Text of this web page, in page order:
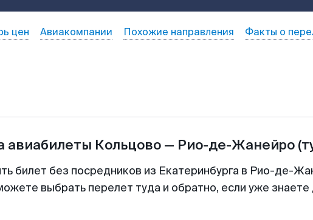
цен Авиакомпании Похожие направления Факты о
авиабилеты Кольцово— Рио-де-Жанейро
билет без посредников из Екатеринбурга в Рио-де-
выбрать перелет туда и обратно, если уже